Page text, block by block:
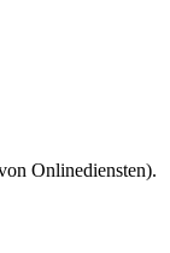
Onlinediensten).